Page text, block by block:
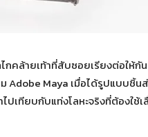
กคล้ายเท้าที่สับซอยเรียงต่อให้กั
Adobe Maya เมื่อได้รูปแบบชิ้
ปเทียบกับแท่งโลหะจริงที่ต้องใ